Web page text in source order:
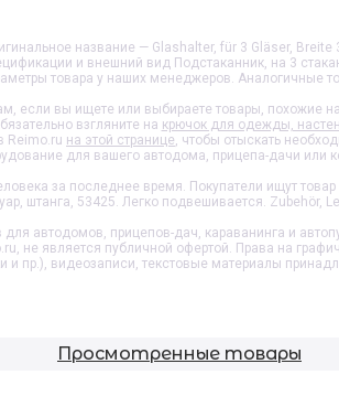
название — Glashalter, für 3 Gläser,
и внешний вид Подстаканник, на 3
товара у наших менеджеров. Аналогичные
если вы ищете или выбираете товары, похожие на
взгляните на крючок для одежды,
Reimo.ru на этой странице , чтобы отыскать
для вашего автодома, прицепа-дачи или
за последнее время. Покупатели ищут товар
штанга, 53425. Легко подвешивается. Zubehör,
автодомов, прицепов-дач, караванинга и
не является публичной офертой. Права на
и пр.), видеозаписи, текстовые материалы
Просмотренные товары